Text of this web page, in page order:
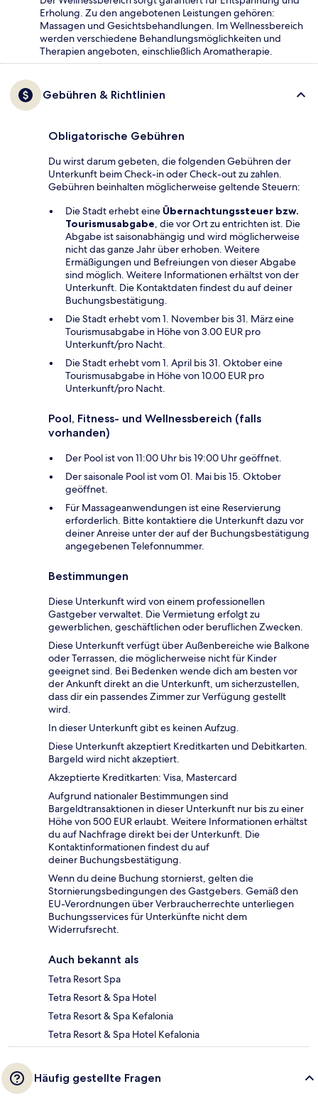
Erholung. Zu den angebotenen Leistungen gehören:
Massagen und Gesichtsbehandlungen. Im Wellnessbereich
werden verschiedene Behandlungsmöglichkeiten und
Therapien angeboten, einschließlich Aromatherapie.
Gebühren & Richtlinien
Obligatorische Gebühren
Du wirst darum gebeten, die folgenden Gebühren der
Unterkunft beim Check-in oder Check-out zu zahlen.
Gebühren beinhalten möglicherweise geltende Steuern:
Die Stadt erhebt eine Übernachtungssteuer bzw.
Tourismusabgabe, die vor Ort zu entrichten ist. Die
Abgabe ist saisonabhängig und wird möglicherweise
nicht das ganze Jahr über erhoben. Weitere
Ermäßigungen und Befreiungen von dieser Abgabe
sind möglich. Weitere Informationen erhältst von der
Unterkunft. Die Kontaktdaten findest du auf deiner
Buchungsbestätigung.
Die Stadt erhebt vom 1. November bis 31. März eine
Tourismusabgabe in Höhe von 3.00 EUR pro
Unterkunft/pro Nacht.
Die Stadt erhebt vom 1. April bis 31. Oktober eine
Tourismusabgabe in Höhe von 10.00 EUR pro
Unterkunft/pro Nacht.
Pool, Fitness- und Wellnessbereich (falls
vorhanden)
Der Pool ist von 11:00 Uhr bis 19:00 Uhr geöffnet.
Der saisonale Pool ist vom 01. Mai bis 15. Oktober
geöffnet.
Für Massageanwendungen ist eine Reservierung
erforderlich. Bitte kontaktiere die Unterkunft dazu vor
deiner Anreise unter der auf der Buchungsbestätigung
angegebenen Telefonnummer.
Bestimmungen
Diese Unterkunft wird von einem professionellen
Gastgeber verwaltet. Die Vermietung erfolgt zu
gewerblichen, geschäftlichen oder beruflichen Zwecken.
Diese Unterkunft verfügt über Außenbereiche wie Balkone
oder Terrassen, die möglicherweise nicht für Kinder
geeignet sind. Bei Bedenken wende dich am besten vor
der Ankunft direkt an die Unterkunft, um sicherzustellen,
dass dir ein passendes Zimmer zur Verfügung gestellt
wird.
In dieser Unterkunft gibt es keinen Aufzug.
Diese Unterkunft akzeptiert Kreditkarten und Debitkarten.
Bargeld wird nicht akzeptiert.
Akzeptierte Kreditkarten: Visa, Mastercard
Aufgrund nationaler Bestimmungen sind
Bargeldtransaktionen in dieser Unterkunft nur bis zu einer
Höhe von 500 EUR erlaubt. Weitere Informationen erhältst
du auf Nachfrage direkt bei der Unterkunft. Die
Kontaktinformationen findest du auf
deiner Buchungsbestätigung.
Wenn du deine Buchung stornierst, gelten die
Stornierungsbedingungen des Gastgebers. Gemäß den
EU-Verordnungen über Verbraucherrechte unterliegen
Buchungsservices für Unterkünfte nicht dem
Widerrufsrecht.
Auch bekannt als
Tetra Resort Spa
Tetra Resort & Spa Hotel
Tetra Resort & Spa Kefalonia
Tetra Resort & Spa Hotel Kefalonia
Häufig gestellte Fragen